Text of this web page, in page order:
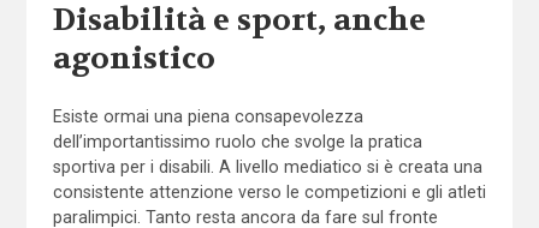
Disabilità e sport, anche
agonistico
Esiste ormai una piena consapevolezza
dell’importantissimo ruolo che svolge la pratica
sportiva per i disabili. A livello mediatico si è creata una
consistente attenzione verso le competizioni e gli atleti
paralimpici. Tanto resta ancora da fare sul fronte